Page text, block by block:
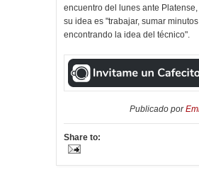
encuentro del lunes ante
su idea es "trabajar, sumar
encontrando la idea del técnico".
Publicado por
Share to: